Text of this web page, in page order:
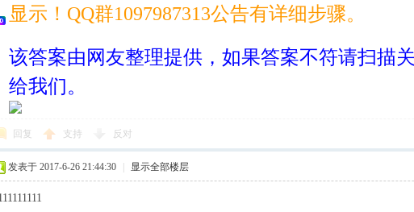
显示！QQ群1097987313公告有详细步骤。
该答案由网友整理提供，如果答案不符请扫描
给我们。
回复 支持 反对
发表于 2017-6-26 21:44:30 显示全部楼层